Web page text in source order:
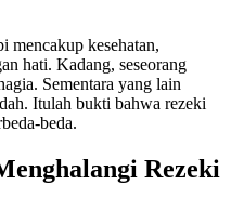
mencakup kesehatan,
hati. Kadang, seseorang
Sementara yang lain
Itulah bukti bahwa rezeki
beda.
Rezeki